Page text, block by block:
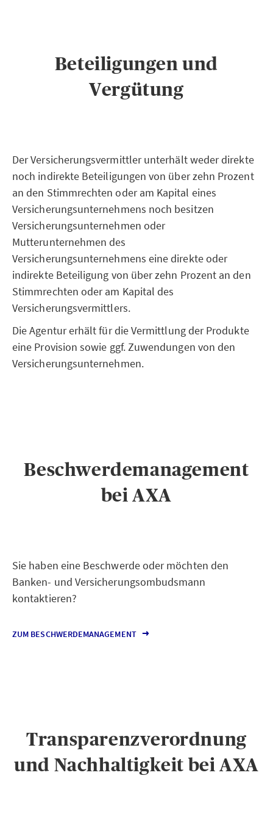
Beteiligungen und
Vergütung
Der Versicherungsvermittler unterhält weder direkte
noch indirekte Beteiligungen von über zehn Prozent
an den Stimmrechten oder am Kapital eines
Versicherungsunternehmens noch besitzen
Versicherungsunternehmen oder
Mutterunternehmen des
Versicherungsunternehmens eine direkte oder
indirekte Beteiligung von über zehn Prozent an den
Stimmrechten oder am Kapital des
Versicherungsvermittlers.
Die Agentur erhält für die Vermittlung der Produkte
eine Provision sowie ggf. Zuwendungen von den
Versicherungsunternehmen.
Beschwerdemanagement
bei AXA
Sie haben eine Beschwerde oder möchten den
Banken- und Versicherungsombudsmann
kontaktieren?
ZUM BESCHWERDEMANAGEMENT
Transparenzverordnung
und Nachhaltigkeit bei AXA